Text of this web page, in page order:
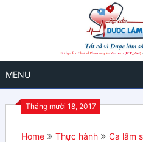
MENU
Tháng mười 18, 2017
Home Thực hành
Ca lâm